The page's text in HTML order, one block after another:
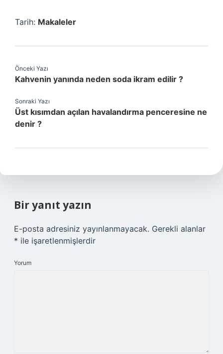
Tarih: Makaleler
Önceki Yazı
Kahvenin yanında neden soda ikram edilir ?
Sonraki Yazı
Üst kısımdan açılan havalandırma penceresine ne
denir ?
Bir yanıt yazın
E-posta adresiniz yayınlanmayacak. Gerekli alanlar
* ile işaretlenmişlerdir
Yorum